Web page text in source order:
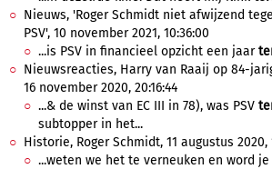
Nieuws, 'Roger Schmidt niet afwijzend
PSV', 10 november 2021, 10:36:00
...is PSV in financieel opzicht een jaar
Nieuwsreacties, Harry van Raaij op 84-
16 november 2020, 20:16:44
...& de winst van EC III in 78), was PSV
subtopper in het...
Historie, Roger Schmidt, 11 augustus 2020,
...weten we het te verneuken en word je